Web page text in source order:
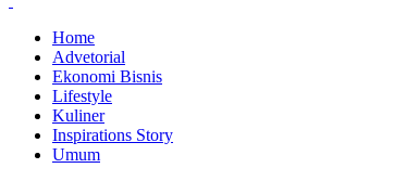
Home
Advetorial
Ekonomi Bisnis
Lifestyle
Kuliner
Inspirations Story
Umum